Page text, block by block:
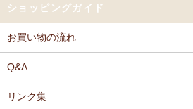
ショッピングガイド
お買い物の流れ
Q&A
リンク集